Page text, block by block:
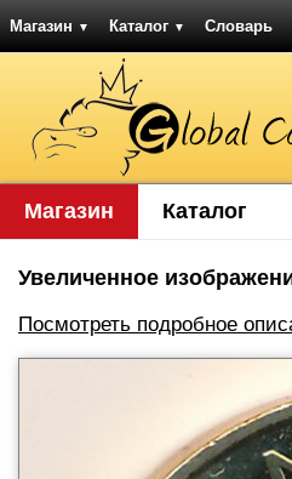
Магазин ▼ Каталог ▼ Словарь
Магазин Каталог
Увеличенное
Посмотреть подробное